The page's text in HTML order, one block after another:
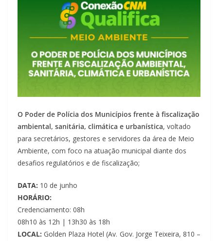
O Poder de Polícia dos Municípios frente à fiscalização
ambiental, sanitária, climática e urbanística, voltado
para secretários, gestores e servidores da área de Meio
Ambiente, com foco na atuação municipal diante dos
desafios regulatórios e de fiscalização;
DATA: 10 de junho
HORÁRIO:
Credenciamento: 08h
08h10 às 12h | 13h30 às 18h
LOCAL: Golden Plaza Hotel (Av. Gov. Jorge Teixeira, 810 –